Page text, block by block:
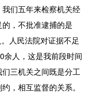
们五年来检察机关经
，不批准逮捕的是
人民法院对证据不足
余人，这是我前段时间
三机关之间既是分工
，相互监督的关系。